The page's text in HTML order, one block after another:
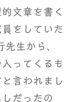
文章を書く
をしていた
生から、
ってくるも
言われまし
だったの